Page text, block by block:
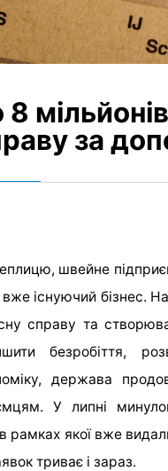
8
за
швейне
існуючий бізнес.
справу та
безробіття,
держава
У липні
рамках якої вже
триває і зараз.